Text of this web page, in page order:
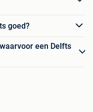
goed?
een Delfts